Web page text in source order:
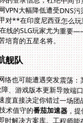
培育的五星名将。
舰队
络也可能遭遇突发震荡：
障、游戏版本更新导致端
度直接决定你错过一场团
术值守的番茄加速器，提
故障申报渠道而
服热线的同时分